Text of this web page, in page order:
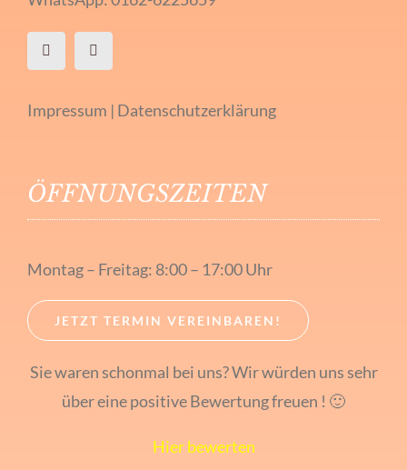
Impressum | Datenschutzerklärung
ÖFFNUNGSZEITEN
Montag – Freitag: 8:00 – 17:00 Uhr
JETZT TERMIN VEREINBAREN!
Sie waren schonmal bei uns? Wir würden uns sehr
über eine positive Bewertung freuen ! 🙂
Hier bewerten